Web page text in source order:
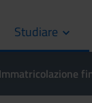
Studiare